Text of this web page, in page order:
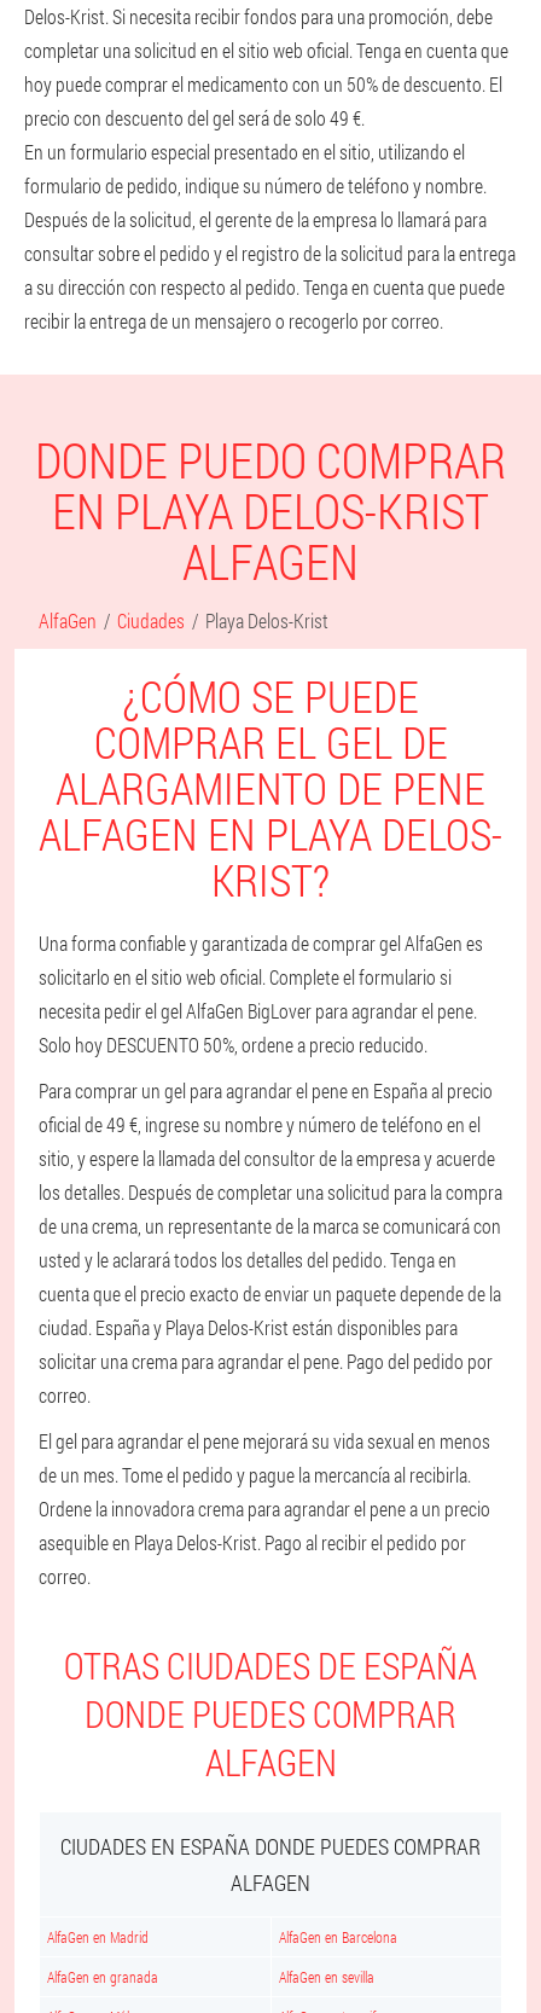
Delos-Krist. Si necesita recibir fondos para una promoción, debe
completar una solicitud en el sitio web oficial. Tenga en cuenta que
hoy puede comprar el medicamento con un 50% de descuento. El
precio con descuento del gel será de solo 49 €.
En un formulario especial presentado en el sitio, utilizando el
formulario de pedido, indique su número de teléfono y nombre.
Después de la solicitud, el gerente de la empresa lo llamará para
consultar sobre el pedido y el registro de la solicitud para la entrega
a su dirección con respecto al pedido. Tenga en cuenta que puede
recibir la entrega de un mensajero o recogerlo por correo.
DONDE PUEDO COMPRAR
EN PLAYA DELOS-KRIST
ALFAGEN
AlfaGen Ciudades Playa Delos-Krist
¿CÓMO SE PUEDE
COMPRAR EL GEL DE
ALARGAMIENTO DE PENE
ALFAGEN EN PLAYA DELOS-
KRIST?
Una forma confiable y garantizada de comprar gel AlfaGen es
solicitarlo en el sitio web oficial. Complete el formulario si
necesita pedir el gel AlfaGen BigLover para agrandar el pene.
Solo hoy DESCUENTO 50%, ordene a precio reducido.
Para comprar un gel para agrandar el pene en España al precio
oficial de 49 €, ingrese su nombre y número de teléfono en el
sitio, y espere la llamada del consultor de la empresa y acuerde
los detalles. Después de completar una solicitud para la compra
de una crema, un representante de la marca se comunicará con
usted y le aclarará todos los detalles del pedido. Tenga en
cuenta que el precio exacto de enviar un paquete depende de la
ciudad. España y Playa Delos-Krist están disponibles para
solicitar una crema para agrandar el pene. Pago del pedido por
correo.
El gel para agrandar el pene mejorará su vida sexual en menos
de un mes. Tome el pedido y pague la mercancía al recibirla.
Ordene la innovadora crema para agrandar el pene a un precio
asequible en Playa Delos-Krist. Pago al recibir el pedido por
correo.
OTRAS CIUDADES DE ESPAÑA
DONDE PUEDES COMPRAR
ALFAGEN
CIUDADES EN ESPAÑA DONDE PUEDES COMPRAR
ALFAGEN
AlfaGen en Madrid AlfaGen en Barcelona
AlfaGen en granada AlfaGen en sevilla